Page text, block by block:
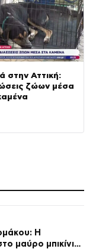
στην Αττική:
ζώων μέσα
Η
μαύρο μπικίνι